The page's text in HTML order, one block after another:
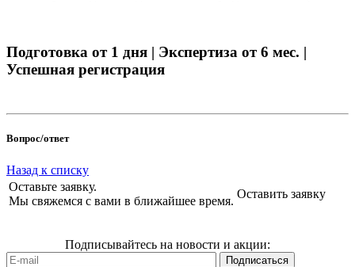
Подготовка от 1 дня | Экспертиза от 6 мес. |
Успешная регистрация
Вопрос/ответ
Назад к списку
Оставьте заявку.
Мы свяжемся с вами в ближайшее время.
Оставить заявку
Подписывайтесь на новости и акции: